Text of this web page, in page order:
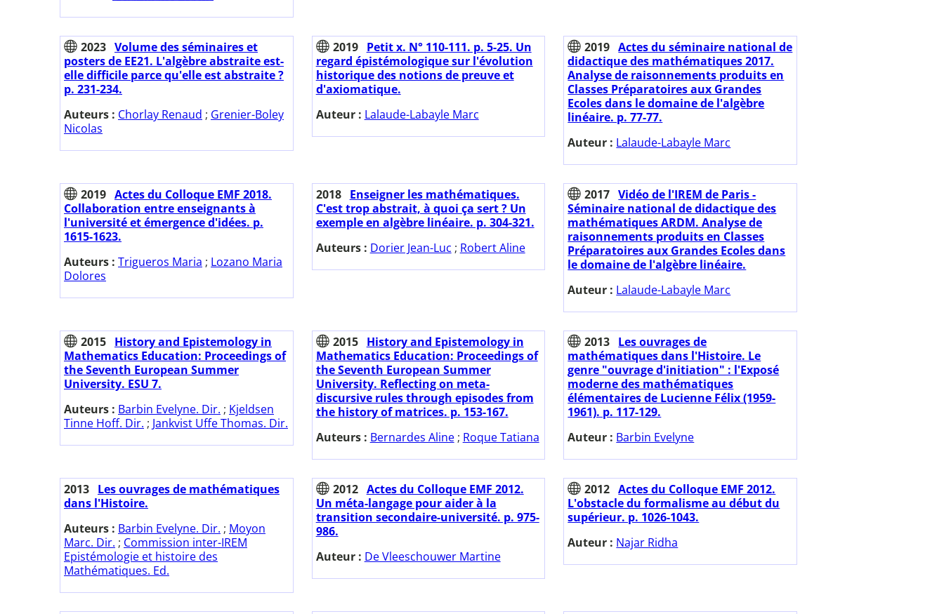
2023 Volume des séminaires et
posters de EE21. L'algèbre abstraite est-
elle difficile parce qu'elle est abstraite ?
p. 231-234.
Auteurs : Chorlay Renaud ; Grenier-Boley
Nicolas
2019
Petit x. N° 110-111. p. 5-25. Un
regard épistémologique sur l'évolution
historique des notions de preuve et
d'axiomatique.
Auteur : Lalaude-Labayle Marc
2019 Actes du séminaire national de
didactique des mathématiques 2017.
Analyse de raisonnements produits en
Classes Préparatoires aux Grandes
Ecoles dans le domaine de l'algèbre
linéaire. p. 77-77.
Auteur : Lalaude-Labayle Marc
2019 Actes du Colloque EMF 2018.
Collaboration entre enseignants à
l'université et émergence d'idées. p.
1615-1623.
Auteurs : Trigueros Maria ; Lozano Maria
Dolores
2018
Enseigner les mathématiques.
C'est trop abstrait, à quoi ça sert ? Un
exemple en algèbre linéaire. p. 304-321.
Auteurs : Dorier Jean-Luc ; Robert Aline
2017 Vidéo de l'IREM de Paris -
Séminaire national de didactique des
mathématiques ARDM. Analyse de
raisonnements produits en Classes
Préparatoires aux Grandes Ecoles dans
le domaine de l'algèbre linéaire.
Auteur : Lalaude-Labayle Marc
2015 History and Epistemology in
Mathematics Education: Proceedings of
the Seventh European Summer
University. ESU 7.
Auteurs : Barbin Evelyne. Dir. ; Kjeldsen
Tinne Hoff. Dir. ; Jankvist Uffe Thomas. Dir.
2015
History and Epistemology in
Mathematics Education: Proceedings of
the Seventh European Summer
University. Reflecting on meta-
discursive rules through episodes from
the history of matrices. p. 153-167.
Auteurs : Bernardes Aline; Roque Tatiana
2013 Les ouvrages de
mathématiques dans l'Histoire. Le
genre "ouvrage d'initiation" : l'Exposé
moderne des mathématiques
élémentaires de Lucienne Félix (1959-
1961). p. 117-129.
Auteur : Barbin Evelyne
2013 Les ouvrages de mathématiques
dans l'Histoire.
Auteurs : Barbin Evelyne. Dir. ; Moyon
Marc. Dir. ; Commission inter-IREM
Epistémologie et histoire des
Mathématiques. Ed.
2012 Actes du Colloque EMF 2012.
Un méta-langage pour aider à la
transition secondaire-université. p. 975-
986.
Auteur : De Vleeschouwer Martine
2012 Actes du Colloque EMF 2012.
L'obstacle du formalisme au début du
supérieur. p. 1026-1043.
Auteur : Najar Ridha